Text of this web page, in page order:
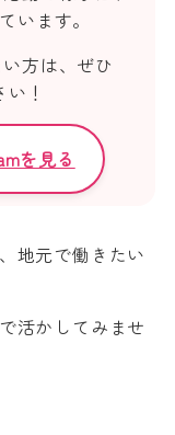
います。
方は、ぜひ
！
を見る
地元で働きたい
活かしてみませ